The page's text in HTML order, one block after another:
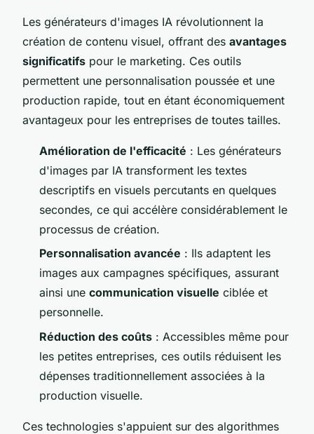
Les générateurs d'images IA révolutionnent la
création de contenu visuel, offrant des avantages
significatifs pour le marketing. Ces outils
permettent une personnalisation poussée et une
production rapide, tout en étant économiquement
avantageux pour les entreprises de toutes tailles.
Amélioration de l'efficacité : Les générateurs
d'images par IA transforment les textes
descriptifs en visuels percutants en quelques
secondes, ce qui accélère considérablement le
processus de création.
Personnalisation avancée : Ils adaptent les
images aux campagnes spécifiques, assurant
ainsi une communication visuelle ciblée et
personnelle.
Réduction des coûts : Accessibles même pour
les petites entreprises, ces outils réduisent les
dépenses traditionnellement associées à la
production visuelle.
Ces technologies s'appuient sur des algorithmes